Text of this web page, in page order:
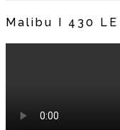
Malibu I 430 LE